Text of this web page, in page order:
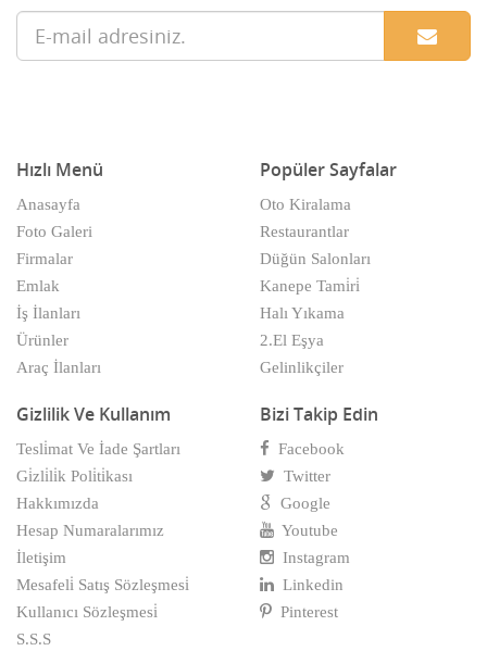
Hızlı Menü
Anasayfa
Foto Galeri
Firmalar
Emlak
İş İlanları
Ürünler
Araç İlanları
Popüler Sayfalar
Oto Kiralama
Restaurantlar
Düğün Salonları
Kanepe Tami̇ri̇
Halı Yıkama
2.El Eşya
Gelinlikçiler
Gizlilik Ve Kullanım
Tesli̇mat Ve İade Şartları
Gi̇zli̇li̇k Poli̇ti̇kası
Hakkımızda
Hesap Numaralarımız
İletişim
Mesafeli̇ Satış Sözleşmesi̇
Kullanıcı Sözleşmesi̇
S.S.S
Bizi Takip Edin
Facebook
Twitter
Google
Youtube
Instagram
Linkedin
Pinterest